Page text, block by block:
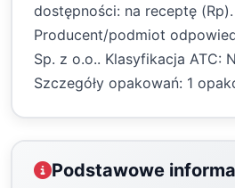
dostępności: na receptę (Rp).
Producent/podmiot
Sp. z o.o.. Klasyfikacja ATC:
Szczegóły opakowań: 1
Podstawowe